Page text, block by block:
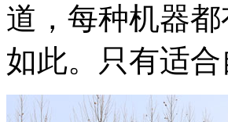
道，每种机器
如此。只有适